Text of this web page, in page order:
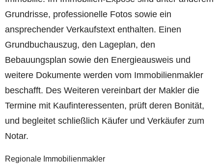
Grundrisse, professionelle Fotos sowie ein
ansprechender Verkaufstext enthalten. Einen
Grundbuchauszug, den Lageplan, den
Bebauungsplan sowie den Energieausweis und
weitere Dokumente werden vom Immobilienmakler
beschafft. Des Weiteren vereinbart der Makler die
Termine mit Kaufinteressenten, prüft deren Bonität,
und begleitet schließlich Käufer und Verkäufer zum
Notar.
Regionale Immobilienmakler